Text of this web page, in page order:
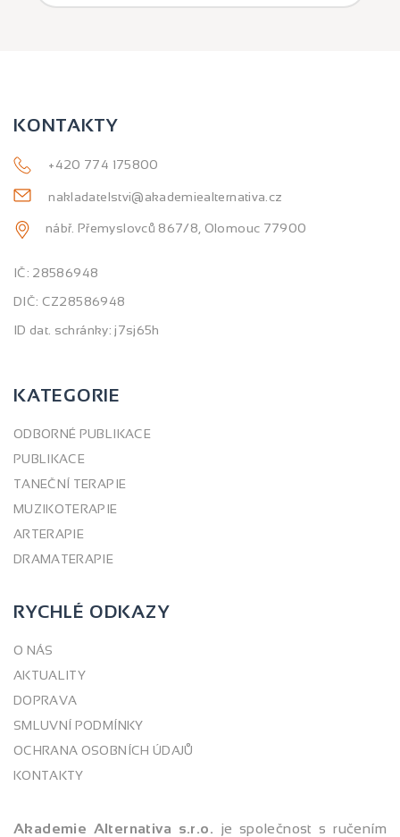
KONTAKTY
+420 774 175800
nakladatelstvi@akademiealternativa.cz
nábř. Přemyslovců 867/8, Olomouc 77900
IČ: 28586948
DIČ: CZ28586948
ID dat. schránky: j7sj65h
KATEGORIE
ODBORNÉ PUBLIKACE
PUBLIKACE
TANEČNÍ TERAPIE
MUZIKOTERAPIE
ARTERAPIE
DRAMATERAPIE
RYCHLÉ ODKAZY
O NÁS
AKTUALITY
DOPRAVA
SMLUVNÍ PODMÍNKY
OCHRANA OSOBNÍCH ÚDAJŮ
KONTAKTY
Akademie Alternativa s.r.o. je společnost s ručením